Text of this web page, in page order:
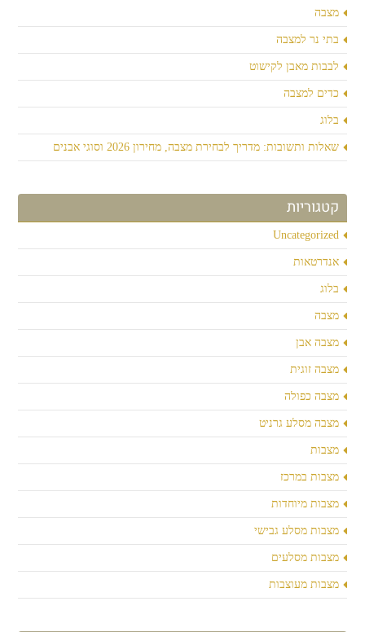
מצבה
בתי נר למצבה
לבבות מאבן לקישוט
כדים למצבה
בלוג
שאלות ותשובות: מדריך לבחירת מצבה, מחירון 2026 וסוגי אבנים
קטגוריות
Uncategorized
אנדרטאות
בלוג
מצבה
מצבה אבן
מצבה זוגית
מצבה כפולה
מצבה מסלע גרניט
מצבות
מצבות במרכז
מצבות מיוחדות
מצבות מסלע גבישי
מצבות מסלעים
מצבות מעוצבות